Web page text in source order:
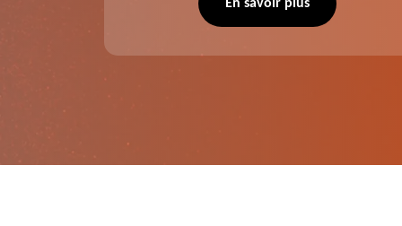
dessouchage et autre. Devis offert.
En savoir plus